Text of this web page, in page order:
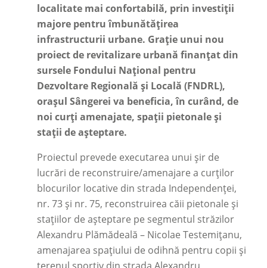
localitate mai confortabilă, prin investiții
majore pentru îmbunătățirea
infrastructurii urbane. Grație unui nou
proiect de revitalizare urbană finanțat din
sursele Fondului Național pentru
Dezvoltare Regională și Locală (FNDRL),
orașul Sângerei va beneficia, în curând, de
noi curți amenajate, spații pietonale și
stații de așteptare.
Proiectul prevede executarea unui șir de
lucrări de reconstruire/amenajare a curților
blocurilor locative din strada Independenței,
nr. 73 și nr. 75, reconstruirea căii pietonale și
stațiilor de așteptare pe segmentul străzilor
Alexandru Plămădeală – Nicolae Testemițanu,
amenajarea spațiului de odihnă pentru copii și